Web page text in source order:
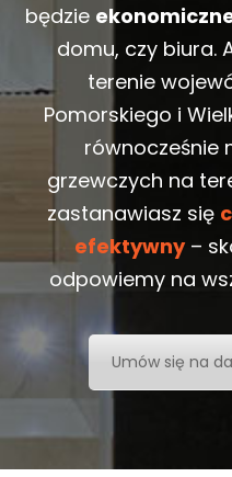
będzie
domu, czy biura.
terenie
Pomorskiego i
równocześnie
grzewczych na
zastanawiasz się
efektywny–
odpowiemy na
Umów się na